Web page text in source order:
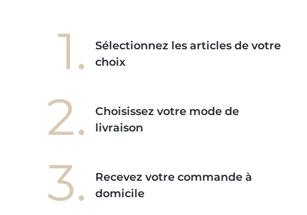
1.
Sélectionnez les articles de votre
choix
2.
Choisissez votre mode de
livraison
3.
Recevez votre commande à
domicile